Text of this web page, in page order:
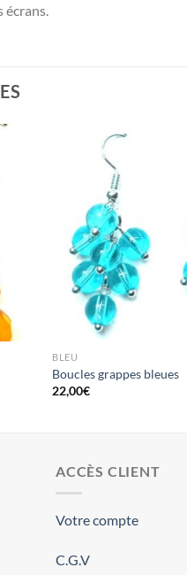
écrans.
BLEU
Boucles grappes bleues
22,00€
ACCÈS CLIENT
Votre compte
C.G.V